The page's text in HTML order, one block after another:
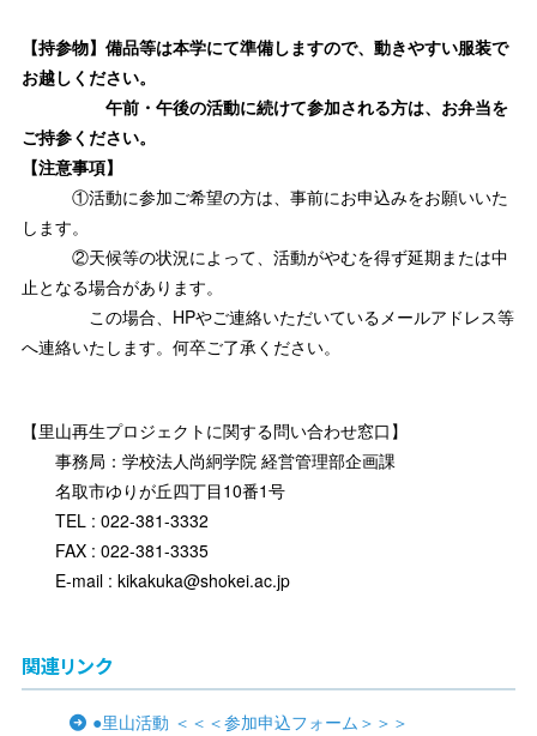
【持参物】備品等は本学にて準備しますので、動きやすい服装で
お越しください。
午前・午後の活動に続けて参加される方は、お弁当を
ご持参ください。
【注意事項】
①活動に参加ご希望の方は、事前にお申込みをお願いいた
します。
②天候等の状況によって、活動がやむを得ず延期または中
止となる場合があります。
この場合、HPやご連絡いただいているメールアドレス等
へ連絡いたします。何卒ご了承ください。
【里山再生プロジェクトに関する問い合わせ窓口】
事務局：学校法人尚絅学院 経営管理部企画課
名取市ゆりが丘四丁目10番1号
TEL : 022-381-3332
FAX : 022-381-3335
E-mail : kikakuka@shokei.ac.jp
関連リンク
●里山活動 ＜＜＜参加申込フォーム＞＞＞